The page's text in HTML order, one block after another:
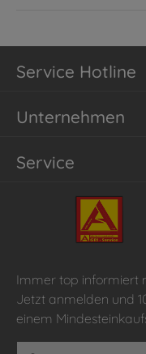
Immer top informiert
Jetzt anmelden und
einem
E-Mail-Adresse*
Service Hotline
Unternehmen
Service